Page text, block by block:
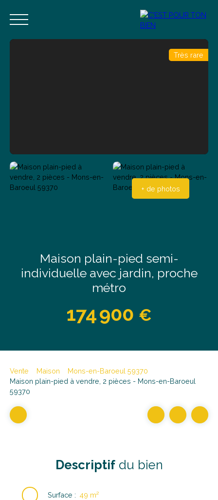
Très rare
+ de photos
Maison plain-pied semi-
individuelle avec jardin, proche
métro
174 900 €
Vente Maison
Mons-en-Baroeul 59370
Maison plain-pied à vendre, 2 pièces - Mons-en-Baroeul
59370
Descriptifdu bien
Surface : 49 m²